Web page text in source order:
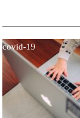
covid-19